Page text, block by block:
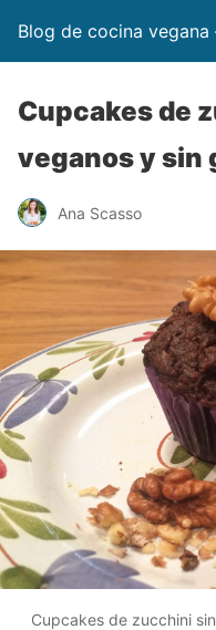
Blog de cocina
Cupcakes de
veganos y sin
Ana Scasso
Cupcakes de zucchini